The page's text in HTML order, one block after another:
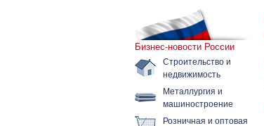
Бизнес-новости России
Строительство и
недвижимость
Металлургия и
машиностроение
Розничная и оптовая